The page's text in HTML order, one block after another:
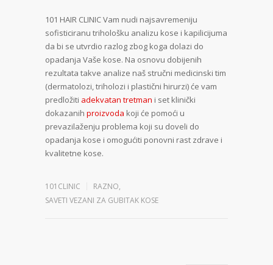
101 HAIR CLINIC Vam nudi najsavremeniju
sofisticiranu trihološku analizu kose i kapilicijuma
da bi se utvrdio razlog zbog koga dolazi do
opadanja Vaše kose. Na osnovu dobijenih
rezultata takve analize naš stručni medicinski tim
(dermatolozi, triholozi i plastični hirurzi) će vam
predložiti adekvatan tretman i set klinički
dokazanih proizvoda koji će pomoći u
prevazilaženju problema koji su doveli do
opadanja kose i omogućiti ponovni rast zdrave i
kvalitetne kose.
101CLINIC RAZNO,
SAVETI VEZANI ZA GUBITAK KOSE